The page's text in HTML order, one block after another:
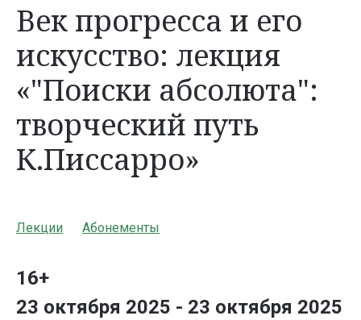
Век прогресса и его
искусство: лекция
«"Поиски абсолюта":
творческий путь
К.Писсарро»
Лекции Абонементы
16+
23 октября 2025 - 23 октября 2025